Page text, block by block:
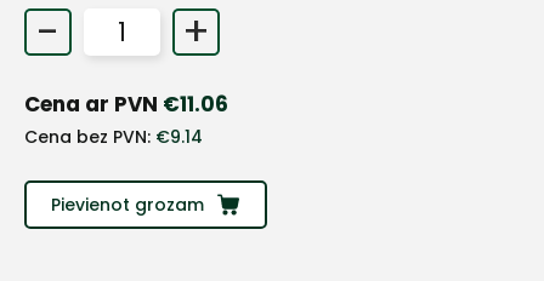
- +
Cena ar PVN €11.06
Cena bez PVN: €9.14
Pievienot grozam+